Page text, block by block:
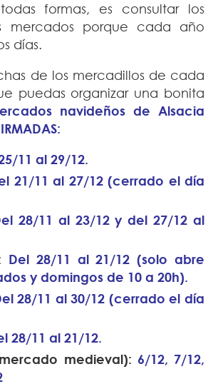
formas, es consultar los
mercados porque cada año
días.
de los mercadillos de cada
puedas organizar una bonita
navideños de Alsacia
11 al 29/12.
21/11 al 27/12 (cerrado el día
28/11 al 23/12 y del 27/12 al
Del 28/11 al 21/12 (solo abre
y domingos de 10 a 20h).
28/11 al 30/12 (cerrado el día
28/11 al 21/12.
medieval): 6/12, 7/12,